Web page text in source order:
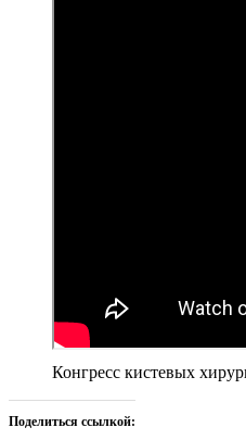
Конгресс кистевых
Поделиться ссылкой: